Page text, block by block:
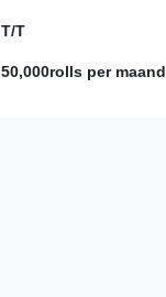
T/T
50,000rolls per maand